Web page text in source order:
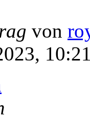
von